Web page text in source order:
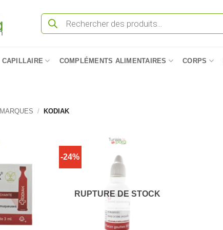
Recherche
produits
CAPILLAIRE COMPLÉMENTS ALIMENTAIRES CORPS
MARQUES / KODIAK
-24%
RUPTURE DE STOCK